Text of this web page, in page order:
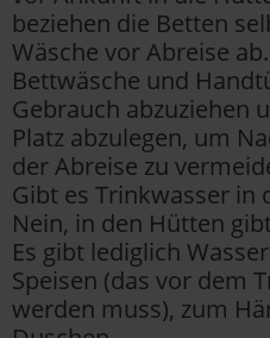
beziehen die Betten
Wäsche vor Abreise
Bettwäsche und
Gebrauch abzuziehen
Platz abzulegen, um
der Abreise zu
Gibt es Trinkwasser in
Nein, in den Hütten
Es gibt lediglich
Speisen (das vor dem
werden muss), zum